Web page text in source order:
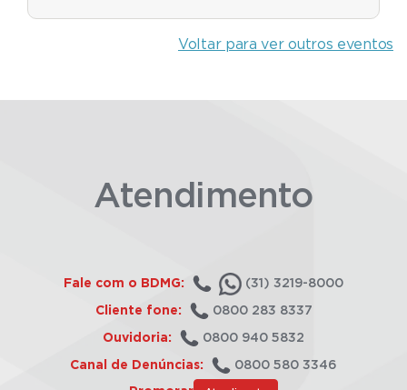
Voltar para ver outros eventos
Atendimento
Fale com o BDMG: (31) 3219-8000
Cliente fone: 0800 283 8337
Ouvidoria: 0800 940 5832
Canal de Denúncias: 0800 580 3346